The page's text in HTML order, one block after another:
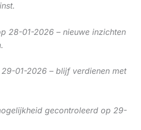
28-01-2026 – nieuwe inzichten
01-2026 – blijf verdienen met
gecontroleerd op 29-